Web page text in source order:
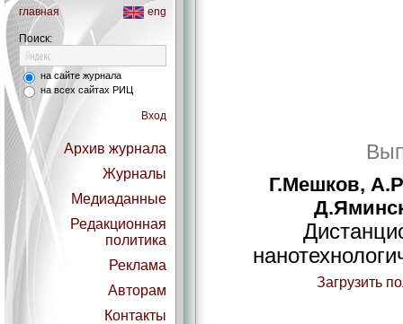
главная eng
Поиск:
на сайте журнала
на всех сайтах РИЦ
Вход
Архив журнала
Журналы
Медиаданные
Редакционная
политика
Реклама
Авторам
Контакты
Г.Мешков,
Загрузить